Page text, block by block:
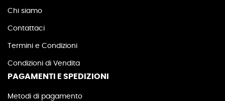
Chi siamo
Contattaci
Termini e Condizioni
Condizioni di Vendita
PAGAMENTI E SPEDIZIONI
Metodi di pagamento